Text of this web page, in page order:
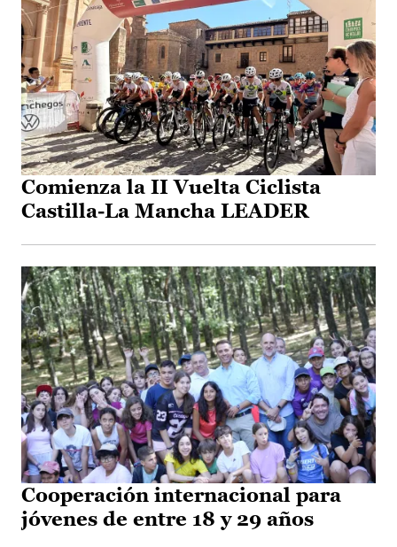
Comienza la II Vuelta Ciclista
Castilla-La Mancha LEADER
Cooperación internacional para
jóvenes de entre 18 y 29 años